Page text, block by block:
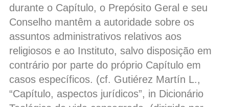
durante o Capítulo, o Prepósito Geral e seu
Conselho mantêm a autoridade sobre os
assuntos administrativos relativos aos
religiosos e ao Instituto, salvo disposição em
contrário por parte do próprio Capítulo em
casos específicos. (cf. Gutiérez Martín L.,
“Capítulo, aspectos jurídicos”, in Dicionário